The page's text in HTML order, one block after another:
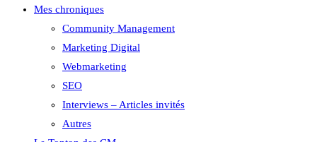
Mes chroniques
Community Management
Marketing Digital
Webmarketing
SEO
Interviews – Articles invités
Autres